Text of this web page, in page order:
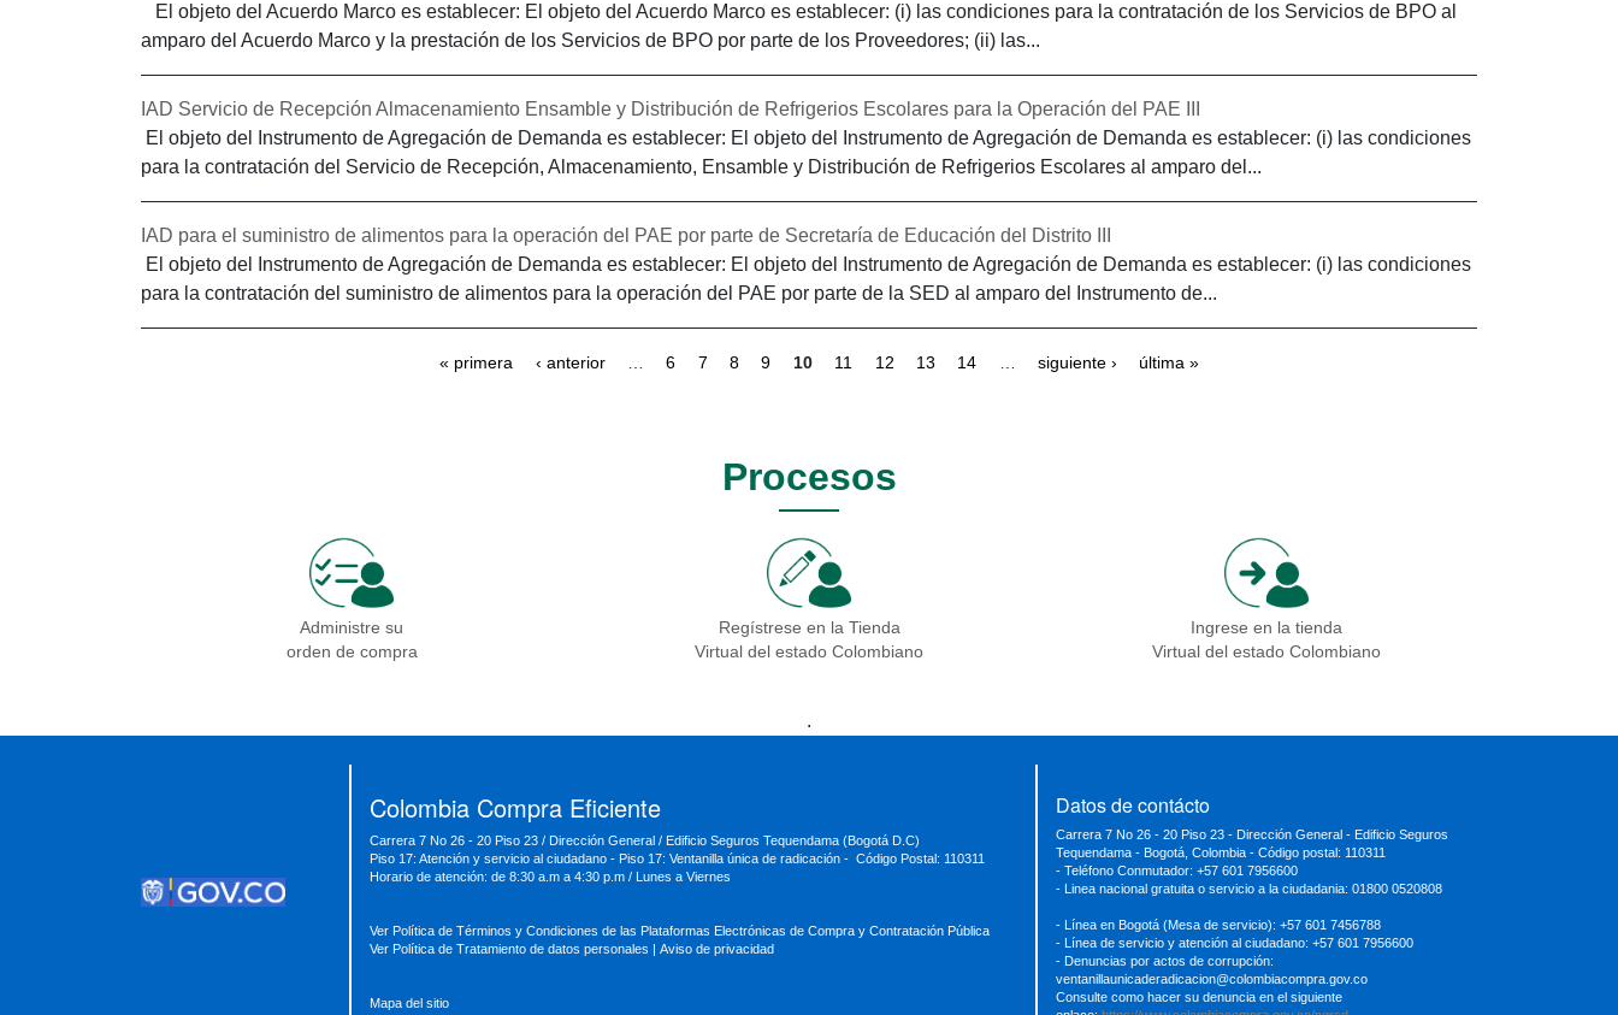
El objeto del Acuerdo Marco es establecer: El objeto del Acuerdo Marco es establecer: (i) las condiciones para la contratación de los Servicios de BPO al
amparo del Acuerdo Marco y la prestación de los Servicios de BPO por parte de los Proveedores; (ii) las...
IAD Servicio de Recepción Almacenamiento Ensamble y Distribución de Refrigerios Escolares para la Operación del PAE III
El objeto del Instrumento de Agregación de Demanda es establecer: El objeto del Instrumento de Agregación de Demanda es establecer: (i) las condiciones
para la contratación del Servicio de Recepción, Almacenamiento, Ensamble y Distribución de Refrigerios Escolares al amparo del...
IAD para el suministro de alimentos para la operación del PAE por parte de Secretaría de Educación del Distrito III
El objeto del Instrumento de Agregación de Demanda es establecer: El objeto del Instrumento de Agregación de Demanda es establecer: (i) las condiciones
para la contratación del suministro de alimentos para la operación del PAE por parte de la SED al amparo del Instrumento de...
« primera
‹ anterior … 6 7 8 9 10 11 12 13 14 … siguiente › última »
Procesos
Administre su
orden de compra
Regístrese en la Tienda
Virtual del estado Colombiano
Ingrese en la tienda
Virtual del estado Colombiano
MinCultura
MinAgricultura
MinAmbiente
.
Colombia Compra Eficiente
Carrera 7 No 26 - 20 Piso 23 / Dirección General / Edificio Seguros Tequendama (Bogotá D.C)
Piso 17: Atención y servicio al ciudadano - Piso 17: Ventanilla única de radicación - Código Postal: 110311
Horario de atención: de 8:30 a.m a 4:30 p.m / Lunes a Viernes
Ver Política de Términos y Condiciones de las Plataformas Electrónicas de Compra y Contratación Pública
Ver Política de Tratamiento de datos personales | Aviso de privacidad
Mapa del sitio
Datos de contácto
Carrera 7 No 26 - 20 Piso 23 - Dirección General - Edificio Seguros
Tequendama - Bogotá, Colombia - Código postal: 110311
- Teléfono Conmutador: +57 601 7956600
- Linea nacional gratuita o servicio a la ciudadania: 01800 0520808
- Línea en Bogotá (Mesa de servicio): +57 601 7456788
- Línea de servicio y atención al ciudadano: +57 601 7956600
- Denuncias por actos de corrupción:
ventanillaunicaderadicacion@colombiacompra.gov.co
Consulte como hacer su denuncia en el siguiente